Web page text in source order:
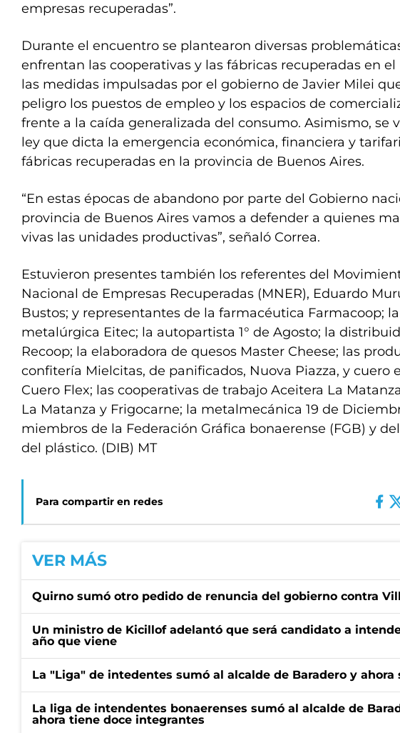
empresas recuperadas”.
Durante el encuentro se plantearon diversas
enfrentan las cooperativas y las fábricas recuperadas en
las medidas impulsadas por el gobierno de Javier Milei
peligro los puestos de empleo y los espacios de
frente a la caída generalizada del consumo. Asimismo, se
ley que dicta la emergencia económica, financiera y
fábricas recuperadas en la provincia de Buenos Aires.
“En estas épocas de abandono por parte del Gobierno
provincia de Buenos Aires vamos a defender a quienes
vivas las unidades productivas”, señaló Correa.
Estuvieron presentes también los referentes del
Nacional de Empresas Recuperadas (MNER), Eduardo
Bustos; y representantes de la farmacéutica Farmacoop; la
metalúrgica Eitec; la autopartista 1° de Agosto; la
Recoop; la elaboradora de quesos Master Cheese; las
confitería Mielcitas, de panificados, Nuova Piazza, y cuero
Cuero Flex; las cooperativas de trabajo Aceitera La
La Matanza y Frigocarne; la metalmecánica 19 de
miembros de la Federación Gráfica bonaerense (FGB) y
del plástico. (DIB) MT
Para compartir en redes
VER MÁS
Quirno sumó otro pedido de renuncia del gobierno contra
Un ministro de Kicillof adelantó que será candidato a
año que viene
La "Liga" de intedentes sumó al alcalde de Baradero y ahora
La liga de intendentes bonaerenses sumó al alcalde de
ahora tiene doce integrantes